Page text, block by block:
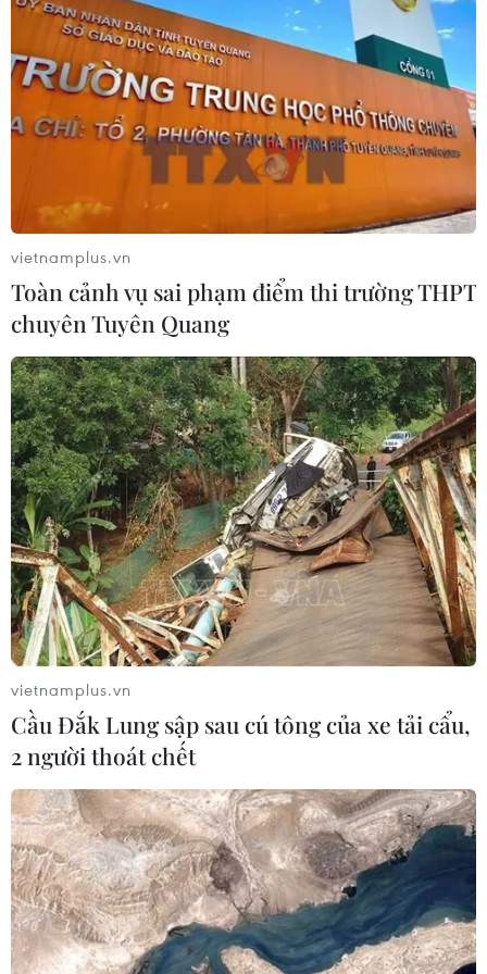
luận giải giáp vũ khí tại Gaza
04/08/2026 05:06
Iran đề xuất thành lập liên minh an
ninh giữa các nước Hồi giáo trong
khu vực
Iran ra điều kiện gì với Mỹ
trước khi mở lại Eo biển Hormuz?
03/08/2026 16:12
Iran tuyên bố chưa đạt đủ điều kiện
để mở lại eo biển Hormuz
03/08/2026 15:59
Làn sóng người Israel di cư ra nước
ngoài vẫn ở mức kỷ lục
Tín hiệu tích cực đối với tiến trình
phục hồi kinh tế của Syria
03/08/2026 07:22
Tổng thống Mỹ: Các bên đạt bước
tiến hướng tới chấm dứt xung đột với
vietnamplus.vn
Toàn cảnh vụ sai phạm điểm thi trường THPT
chuyên Tuyên Quang
vietnamplus.vn
Cầu Đắk Lung sập sau cú tông của xe tải cẩu,
2 người thoát chết